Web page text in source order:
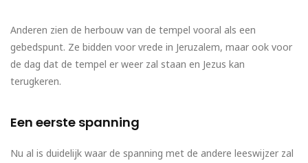
Anderen zien de herbouw van de tempel vooral als een
gebedspunt. Ze bidden voor vrede in Jeruzalem, maar ook voor
de dag dat de tempel er weer zal staan en Jezus kan
terugkeren.
Een eerste spanning
Nu al is duidelijk waar de spanning met de andere leeswijzer zal